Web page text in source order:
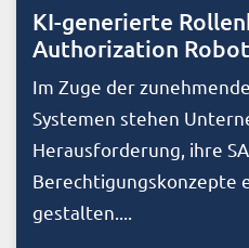
KI-generierte
Authorization Robot
Im Zuge der
Systemen stehen
Herausforderung, ihre
Berechtigungskonzepte
gestalten....